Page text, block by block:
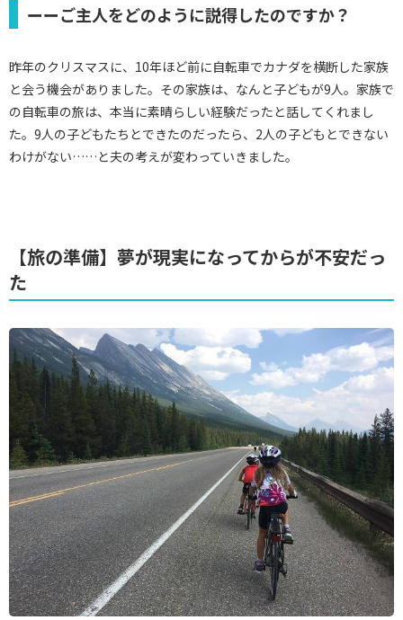
ーーご主人をどのように説得したのですか？
昨年のクリスマスに、10年ほど前に自転車でカナダを横断した家族
と会う機会がありました。その家族は、なんと子どもが9人。家族で
の自転車の旅は、本当に素晴らしい経験だったと話してくれまし
た。9人の子どもたちとできたのだったら、2人の子どもとできない
わけがない……と夫の考えが変わっていきました。
【旅の準備】夢が現実になってからが不安だっ
た